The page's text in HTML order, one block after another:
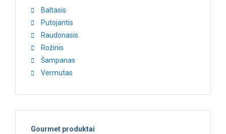
Baltasis
Putojantis
Raudonasis
Rožinis
Šampanas
Vermutas
Gourmet produktai